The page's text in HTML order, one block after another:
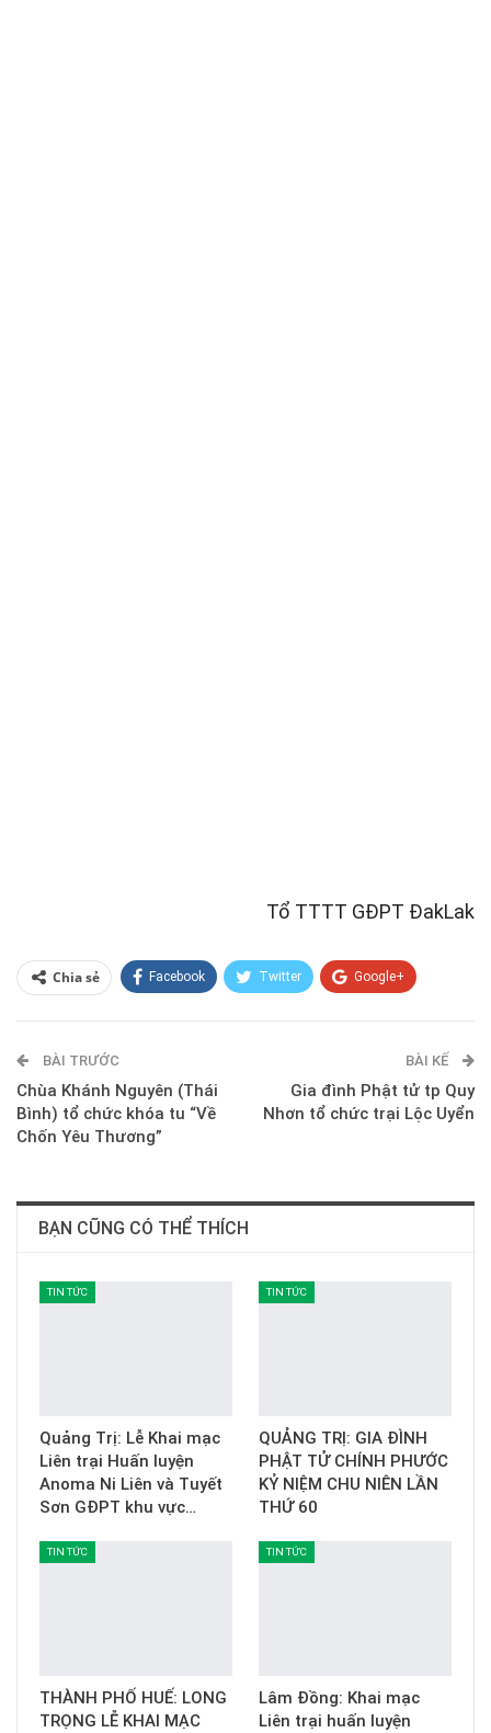
Tổ TTTT GĐPT ĐakLak
Chia sẻ Facebook Twitter Google+
E-mail
BÀI TRƯỚC
Chùa Khánh Nguyên (Thái
Bình) tổ chức khóa tu “Về
Chốn Yêu Thương”
BÀI KẾ
Gia đình Phật tử tp Quy
Nhơn tổ chức trại Lộc Uyển
BẠN CŨNG CÓ THỂ THÍCH
TIN TỨC
Quảng Trị: Lễ Khai mạc
Liên trại Huấn luyện
Anoma Ni Liên và Tuyết
Sơn GĐPT khu vực…
TIN TỨC
QUẢNG TRỊ: GIA ĐÌNH
PHẬT TỬ CHÍNH PHƯỚC
KỶ NIỆM CHU NIÊN LẦN
THỨ 60
TIN TỨC
THÀNH PHỐ HUẾ: LONG
TRỌNG LỄ KHAI MẠC
TIN TỨC
Lâm Đồng: Khai mạc
Liên trại huấn luyện